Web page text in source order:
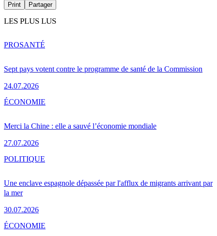
Print Partager
LES PLUS LUS
Sept pays votent contre le programme de santé de la Commission
24.07.2026
PROSANTÉ
Merci la Chine : elle a sauvé l’économie mondiale
27.07.2026
ÉCONOMIE
Une enclave espagnole dépassée par l'afflux de migrants arrivant par
la mer
30.07.2026
POLITIQUE
ÉCONOMIE